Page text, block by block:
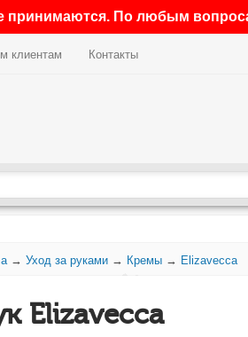
принимаются. По любым
клиентам Контакты
→ Уход за руками → Кремы → Elizavecca
Elizavecca